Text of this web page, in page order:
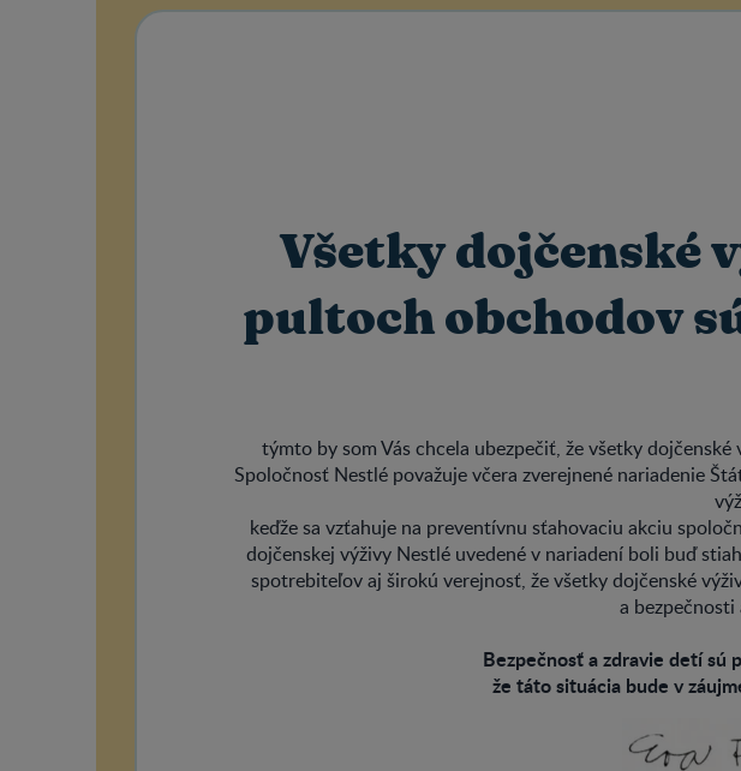
Všetky dojčenské
pultoch obchodov
týmto by som Vás chcela ubezpečiť, že všetky
Spoločnosť Nestlé považuje včera zverejnené nariadenie
keďže sa vzťahuje na preventívnu sťahovaciu akciu
dojčenskej výživy Nestlé uvedené v nariadení boli buď
spotrebiteľov aj širokú verejnosť, že všetky dojčenské
a bezpečnosti
Bezpečnosť a zdravie detí sú
že táto situácia bude v